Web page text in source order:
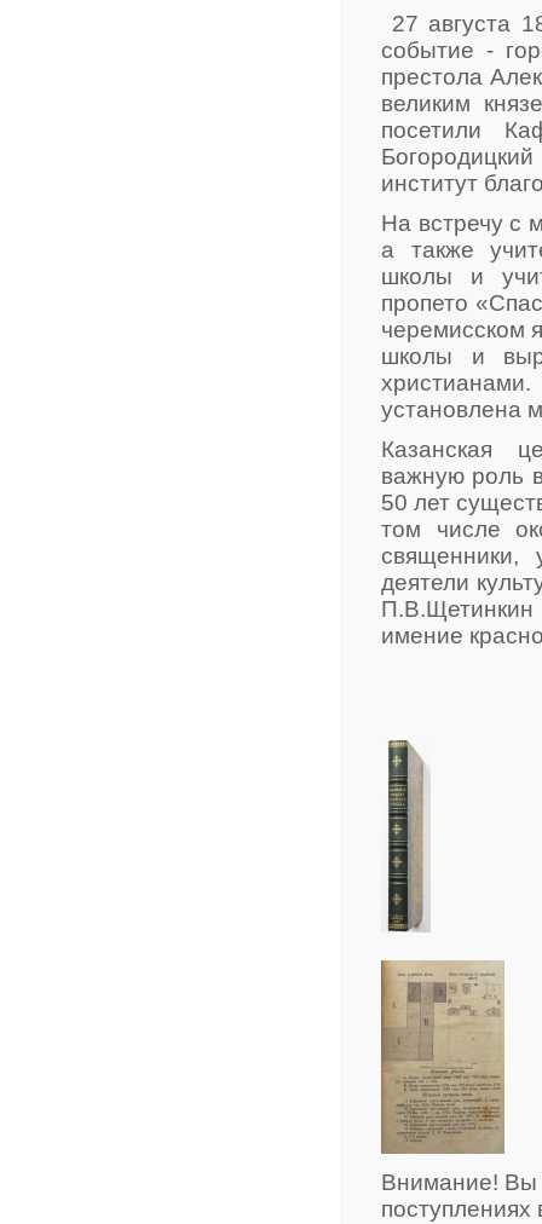
27 августа
событие -
престола
великим
посетили
институт
На встречу с
а также
школы и
пропето
черемисском
школы и
установлена
Казанская
важную роль
50 лет
том числе
священники,
деятели
имение
Внимание! Вы